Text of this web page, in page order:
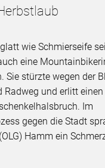
wie Schmierseife
eine
Sie stürzte wegen der
Radweg und erlitt einen
Im
gegen die Stadt
Hamm ein